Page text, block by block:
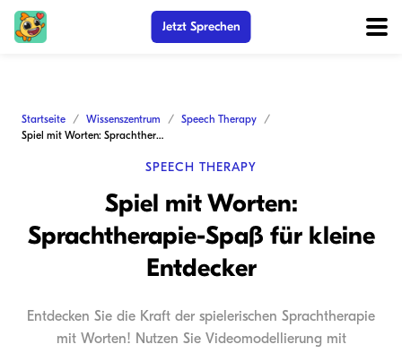
Jetzt Sprechen
Startseite Wissenszentrum
Speech Therapy
Spiel mit Worten: Sprachtherapie-Spaß für kleine Entdecker
SPEECH THERAPY
Spiel mit Worten:
Sprachtherapie-Spaß für kleine
Entdecker
Entdecken Sie die Kraft der spielerischen Sprachtherapie
mit Worten! Nutzen Sie Videomodellierung mit